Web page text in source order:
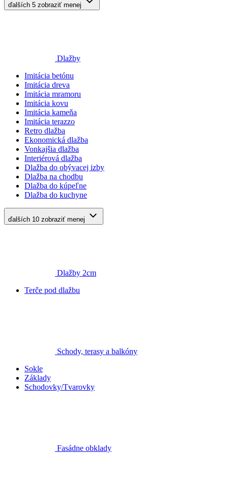
ďalších 5 zobraziť menej
Dlažby
Imitácia betónu
Imitácia dreva
Imitácia mramoru
Imitácia kovu
Imitácia kameňa
Imitácia terazzo
Retro dlažba
Ekonomická dlažba
Vonkajšia dlažba
Interiérová dlažba
Dlažba do obývacej izby
Dlažba na chodbu
Dlažba do kúpeľne
Dlažba do kuchyne
ďalších 10 zobraziť menej
Dlažby 2cm
Terče pod dlažbu
Schody, terasy a balkóny
Sokle
Základy
Schodovky/Tvarovky
Fasádne obklady